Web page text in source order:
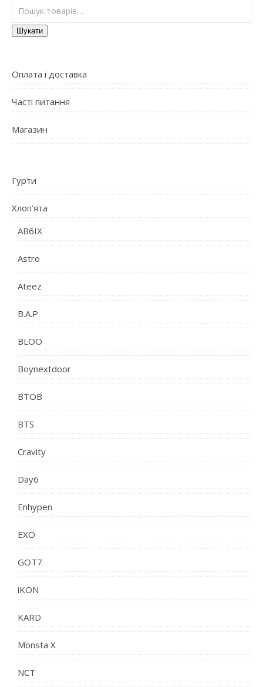
Шукати
Оплата і доставка
Часті питання
Магазин
Гурти
Хлоп’ята
AB6IX
Astro
Ateez
B.A.P
BLOO
Boynextdoor
BTOB
BTS
Cravity
Day6
Enhypen
EXO
GOT7
iKON
KARD
Monsta X
NCT